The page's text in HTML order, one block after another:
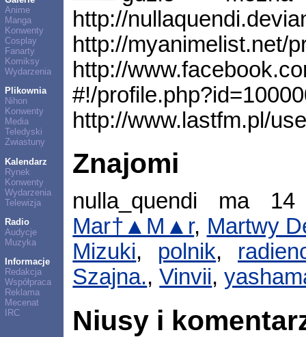
Anime
Manga
Konwenty
Cosplay
Fanarty
Komiksy
Wydarzenia
Plikownia
Nihon
Konwenty
Media
Teledyski
Zwiastuny
Kalendarz
Rynek
Konwenty
Wydarzenia
Telewizja
Radio
Audycje
Muzyka
Informacje
Redakcja
Współpraca
Reklama
Mecenat
IRC
http://
http://myanimelist.net/
http://
#!/
http://www.lastfm.pl/
Znajomi
nulla_quendi ma
Mar†▲M▲r, Martwy
Mizuki, polnik,
Szajna.,Vinvii,
Niusy i